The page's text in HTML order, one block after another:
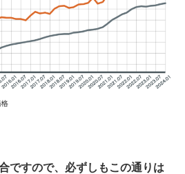
ですので、必ずしもこの通りは